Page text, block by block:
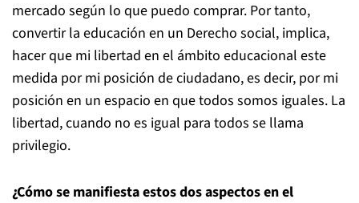
mercado según lo que puedo comprar. Por tanto,
convertir la educación en un Derecho social, implica,
hacer que mi libertad en el ámbito educacional este
medida por mi posición de ciudadano, es decir, por mi
posición en un espacio en que todos somos iguales. La
libertad, cuando no es igual para todos se llama
privilegio.
¿Cómo se manifiesta estos dos aspectos en el